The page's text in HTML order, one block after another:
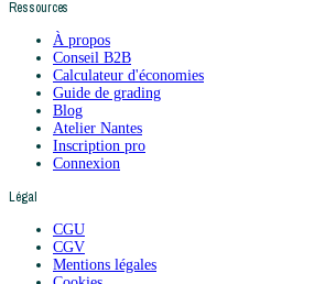
Ressources
À propos
Conseil B2B
Calculateur d'économies
Guide de grading
Blog
Atelier Nantes
Inscription pro
Connexion
Légal
CGU
CGV
Mentions légales